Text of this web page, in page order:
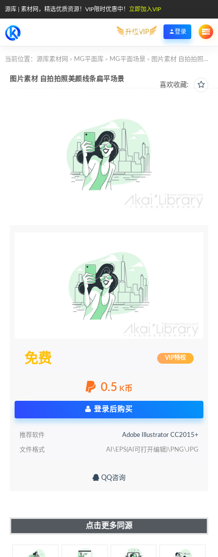
源库 | 素材网，精选优质资源！VIP限时优惠中！ 立即加入VIP
升级VIP 登录
当前位置： 源库素材网 > MG平面库 > MG平面场景 > 图片素材 自拍拍照美颜线条扁平场景
喜欢收藏:
图片素材 自拍拍照美颜线条扁平场景
免费 VIP特权
0.5 K币
登录后购买
推荐软件 Adobe Illustrator CC2015+
文件格式 AI\EPS(AI可打开编辑)\PNG\JPG
QQ咨询
点击更多同源